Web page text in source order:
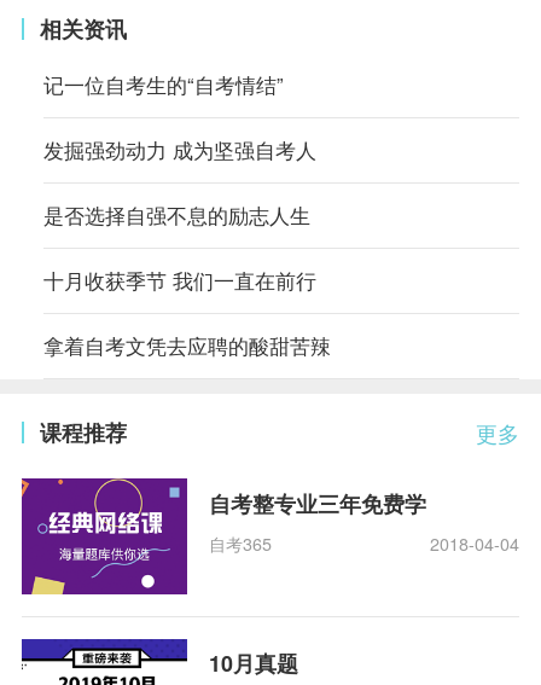
相关资讯
记一位自考生的“自考情结”
发掘强劲动力 成为坚强自考人
是否选择自强不息的励志人生
十月收获季节 我们一直在前行
拿着自考文凭去应聘的酸甜苦辣
更多
课程推荐
自考整专业三年免费学
自考365 2018-04-04
10月真题